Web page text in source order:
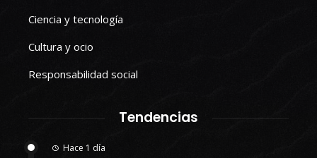
Ciencia y tecnología
Cultura y ocio
Responsabilidad social
Tendencias
Hace 1 día